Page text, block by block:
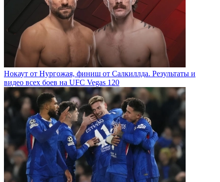
Нокаут от Нургожая, финиш от Салкиллда. Результаты и
видео всех боев на UFC Vegas 120